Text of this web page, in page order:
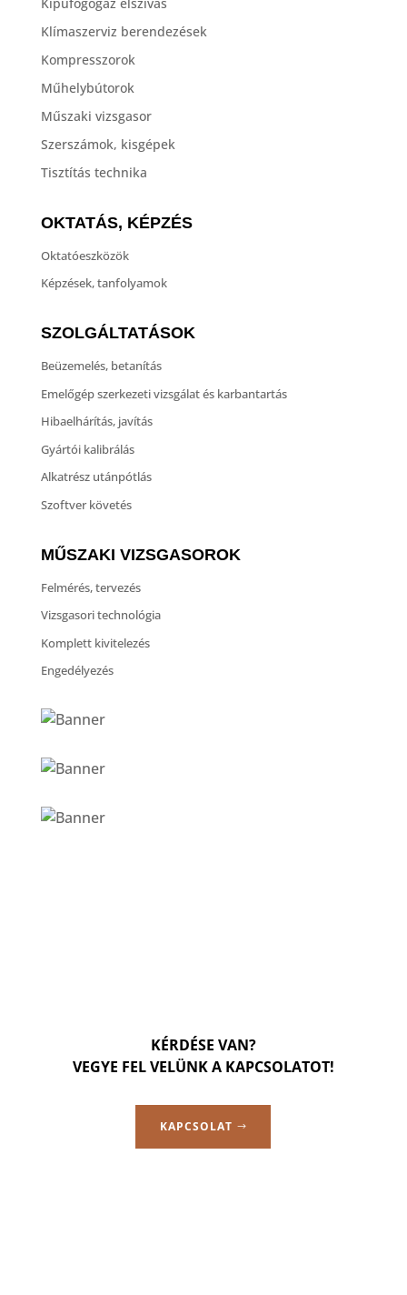
Klímaszerviz berendezések
Kompresszorok
Műhelybútorok
Műszaki vizsgasor
Szerszámok, kisgépek
Tisztítás technika
OKTATÁS, KÉPZÉS
Oktatóeszközök
Képzések, tanfolyamok
SZOLGÁLTATÁSOK
Beüzemelés, betanítás
Emelőgép szerkezeti vizsgálat és karbantartás
Hibaelhárítás, javítás
Gyártói kalibrálás
Alkatrész utánpótlás
Szoftver követés
MŰSZAKI VIZSGASOROK
Felmérés, tervezés
Vizsgasori technológia
Komplett kivitelezés
Engedélyezés
KÉRDÉSE VAN?
VEGYE FEL VELÜNK A KAPCSOLATOT!
KAPCSOLAT